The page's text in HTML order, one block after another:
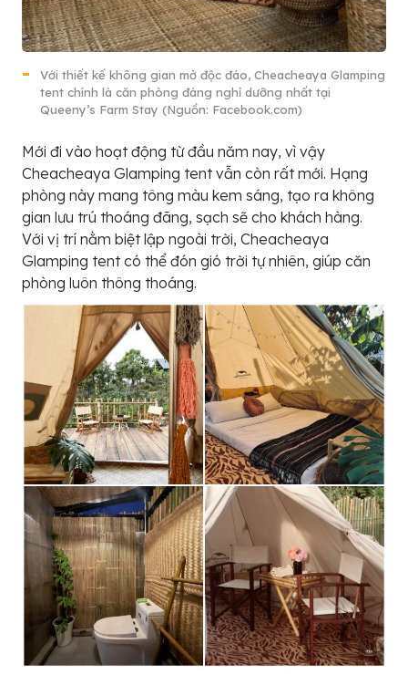
Với thiết kế không gian mở độc đáo, Cheacheaya Glamping
tent chính là căn phòng đáng nghỉ dưỡng nhất tại
Queeny’s Farm Stay (Nguồn: Facebook.com)
Mới đi vào hoạt động từ đầu năm nay, vì vậy
Cheacheaya Glamping tent vẫn còn rất mới. Hạng
phòng này mang tông màu kem sáng, tạo ra không
gian lưu trú thoáng đãng, sạch sẽ cho khách hàng.
Với vị trí nằm biệt lập ngoài trời, Cheacheaya
Glamping tent có thể đón gió trời tự nhiên, giúp căn
phòng luôn thông thoáng.